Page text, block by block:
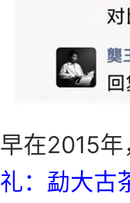
早在2015
礼：勐大古